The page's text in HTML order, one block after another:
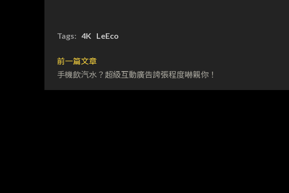
Tags: 4K LeEco
前一篇文章
手機飲汽水？超級互動廣告誇張程度嚇親你！